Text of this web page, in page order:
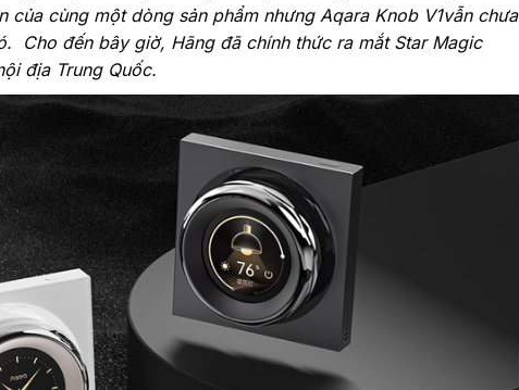
của cùng một dòng sản phẩm nhưng Aqara Knob V1vẫn chưa
Cho đến bây giờ, Hãng đã chính thức ra mắt Star Magic
địa Trung Quốc.